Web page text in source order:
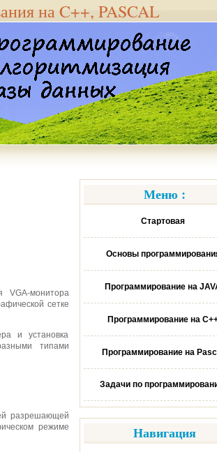
на C++, PASCAL
Меню :
Стартовая
Основы
Программирование на
Программирование на
Программирование на
Задачи по
Навигация
монитора
сетке
и установка
типами
разрешающей
режиме